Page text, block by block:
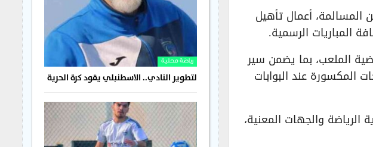
المسالمة، أعمال تأهيل
المباريات الرسمية.
الملعب، بما يضمن سير
المكسورة عند البوابات
والجهات المعنية،
رياضة محلية
لتطوير النادي.. الاسطنبلي يقود كرة الحرية